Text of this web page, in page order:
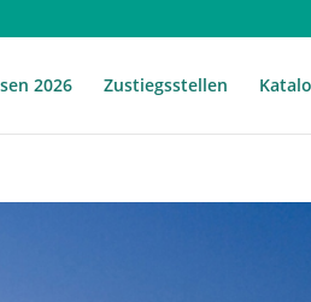
2026 Zustiegsstellen